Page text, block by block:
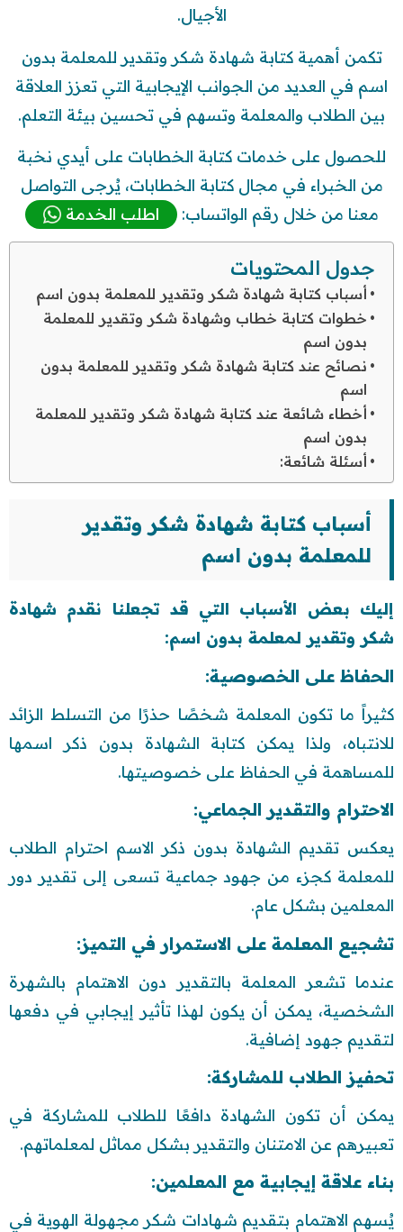
الأجيال.
تكمن أهمية كتابة شهادة شكر وتقدير للمعلمة بدون
اسم في العديد من الجوانب الإيجابية التي تعزز العلاقة
بين الطلاب والمعلمة وتسهم في تحسين بيئة التعلم.
للحصول على خدمات كتابة الخطابات على أيدي نخبة
من الخبراء في مجال كتابة الخطابات، يُرجى التواصل
معنا من خلال رقم الواتساب:
اطلب الخدمة
جدول المحتويات
أسباب كتابة شهادة شكر وتقدير للمعلمة بدون اسم
خطوات كتابة خطاب وشهادة شكر وتقدير للمعلمة
بدون اسم
نصائح عند كتابة شهادة شكر وتقدير للمعلمة بدون
اسم
أخطاء شائعة عند كتابة شهادة شكر وتقدير للمعلمة
بدون اسم
أسئلة شائعة:
أسباب كتابة شهادة شكر وتقدير
للمعلمة بدون اسم
إليك بعض الأسباب التي قد تجعلنا نقدم شهادة
شكر وتقدير لمعلمة بدون اسم:
الحفاظ على الخصوصية:
كثيراً ما تكون المعلمة شخصًا حذرًا من التسلط الزائد
للانتباه، ولذا يمكن كتابة الشهادة بدون ذكر اسمها
للمساهمة في الحفاظ على خصوصيتها.
الاحترام والتقدير الجماعي:
يعكس تقديم الشهادة بدون ذكر الاسم احترام الطلاب
للمعلمة كجزء من جهود جماعية تسعى إلى تقدير دور
المعلمين بشكل عام.
تشجيع المعلمة على الاستمرار في التميز:
عندما تشعر المعلمة بالتقدير دون الاهتمام بالشهرة
الشخصية، يمكن أن يكون لهذا تأثير إيجابي في دفعها
لتقديم جهود إضافية.
تحفيز الطلاب للمشاركة:
يمكن أن تكون الشهادة دافعًا للطلاب للمشاركة في
تعبيرهم عن الامتنان والتقدير بشكل مماثل لمعلماتهم.
بناء علاقة إيجابية مع المعلمين:
يُسهم الاهتمام بتقديم شهادات شكر مجهولة الهوية في